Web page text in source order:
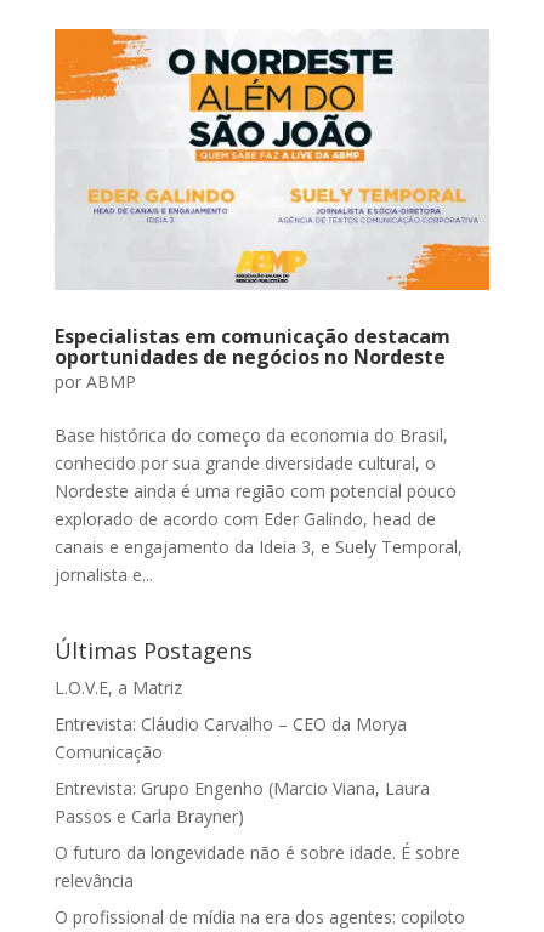
Especialistas em comunicação destacam
oportunidades de negócios no Nordeste
por ABMP
Base histórica do começo da economia do Brasil,
conhecido por sua grande diversidade cultural, o
Nordeste ainda é uma região com potencial pouco
explorado de acordo com Eder Galindo, head de
canais e engajamento da Ideia 3, e Suely Temporal,
jornalista e...
Últimas Postagens
L.O.V.E, a Matriz
Entrevista: Cláudio Carvalho – CEO da Morya
Comunicação
Entrevista: Grupo Engenho (Marcio Viana, Laura
Passos e Carla Brayner)
O futuro da longevidade não é sobre idade. É sobre
relevância
O profissional de mídia na era dos agentes: copiloto